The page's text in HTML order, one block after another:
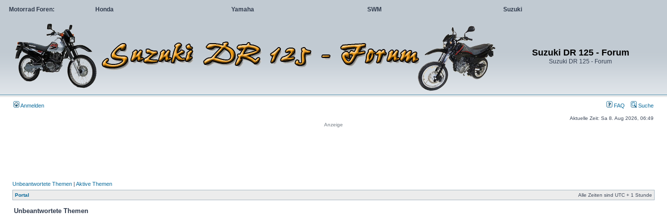
Motorrad Foren: Honda Yamaha SWM Suzuki
Suzuki DR 125 - Forum
Suzuki DR 125 - Forum
Anmelden FAQ Suche
Aktuelle Zeit: Sa 8. Aug 2026, 06:49
Anzeige
Unbeantwortete Themen | Aktive Themen
Portal Alle Zeiten sind UTC + 1 Stunde
Unbeantwortete Themen